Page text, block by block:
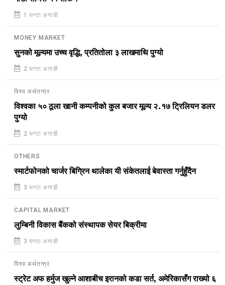
1 घण्टा अगाडी
MONEY MARKET
सुनको मूल्यमा उच्च वृद्धि, प्रतितोला ३ लाखमाथि पुग्यो
2 घण्टा अगाडी
विश्व अर्थतन्त्र
विश्वका ५० ठूला खानी कम्पनीको कुल बजार मूल्य २.१७ ट्रिलियन डलर
पुग्यो
2 घण्टा अगाडी
OTHERS
स्मार्टफोनको चार्जर बिग्रिन थालेका यी संकेतलाई बेवास्ता गर्नुहुँदैन
3 घण्टा अगाडी
CAPITAL MARKET
लुम्बिनी विकास बैंकको संस्थापक सेयर बिक्रीमा
3 घण्टा अगाडी
विश्व अर्थतन्त्र
स्ट्रेट अफ हर्मुज खुल्ने आशाबीच इरानको कडा सर्त, अमेरिकासँग राख्यो ६